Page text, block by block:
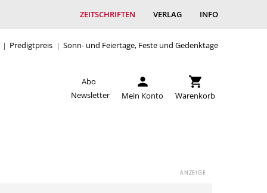
ZEITSCHRIFTEN VERLAG INFO
Predigtpreis Sonn- und Feiertage, Feste und Gedenktage
Abo
Newsletter
Mein Konto Warenkorb